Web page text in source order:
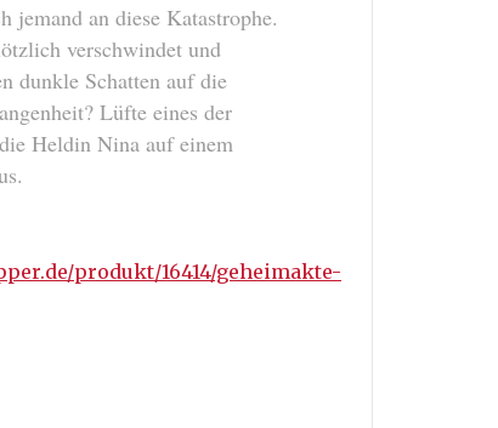
jemand an diese Katastrophe.
verschwindet und
dunkle Schatten auf die
Lüfte eines der
Heldin Nina auf einem
produkt/16414/geheimakte-